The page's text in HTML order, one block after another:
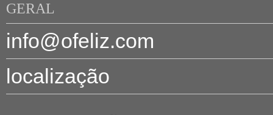
GERAL
info@ofeliz.com
localização